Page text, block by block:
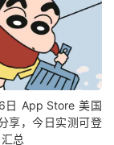
日 App Store 美国
享，今日实测可登
总